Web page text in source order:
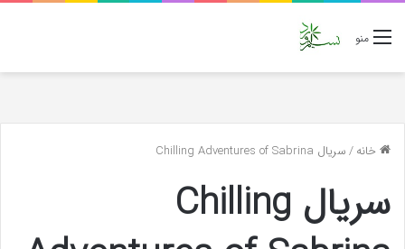
منو
خانه/سریال Chilling Adventures of Sabrina
سریال Chilling